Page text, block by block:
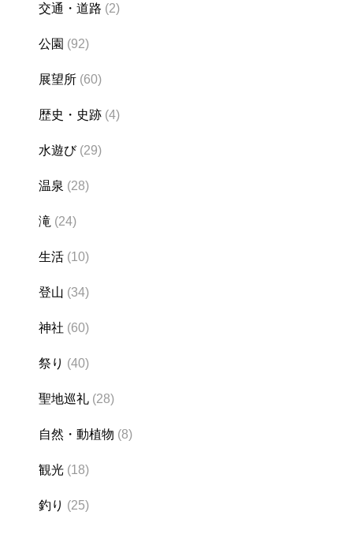
交通・道路 (2)
公園 (92)
展望所 (60)
歴史・史跡 (4)
水遊び(29)
温泉 (28)
滝 (24)
生活 (10)
登山 (34)
神社 (60)
祭り (40)
聖地巡礼 (28)
自然・動植物 (8)
観光 (18)
釣り (25)